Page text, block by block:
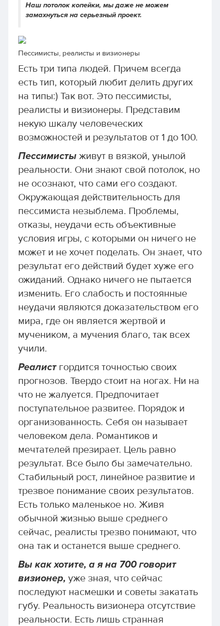
Наш потолок копейки, мы даже не можем
замахнуться на серьезный проект.
Пессимисты, реалисты и визионеры
Есть три типа людей. Причем всегда
есть тип, который любит делить других
на типы:) Так вот. Это пессимисты,
реалисты и визионеры. Представим
некую шкалу человеческих
возможностей и результатов от 1 до 100.
Пессимистыживут в вязкой, унылой
реальности. Они знают свой потолок, но
не осознают, что сами его создают.
Окружающая действительность для
пессимиста незыблема. Проблемы,
отказы, неудачи есть объективные
условия игры, с которыми он ничего не
может и не хочет поделать. Он знает, что
результат его действий будет хуже его
ожиданий. Однако ничего не пытается
изменить. Его слабость и постоянные
неудачи являются доказательством его
мира, где он является жертвой и
мучеником, а мучения благо, так всех
учили.
Реалистгордится точностью своих
прогнозов. Твердо стоит на ногах. Ни на
что не жалуется. Предпочитает
поступательное развитее. Порядок и
организованность. Себя он называет
человеком дела. Романтиков и
мечтателей презирает. Цель равно
результат. Все было бы замечательно.
Стабильный рост, линейное развитие и
трезвое понимание своих результатов.
Есть только маленькое но. Живя
обычной жизнью выше среднего
сейчас, реалисты трезво понимают, что
она так и останется выше среднего.
Вы как хотите, а я на 700 говорит
визионер, уже зная, что сейчас
последуют насмешки и советы закатать
губу. Реальность визионера отсутствие
реальности. Есть лишь странная